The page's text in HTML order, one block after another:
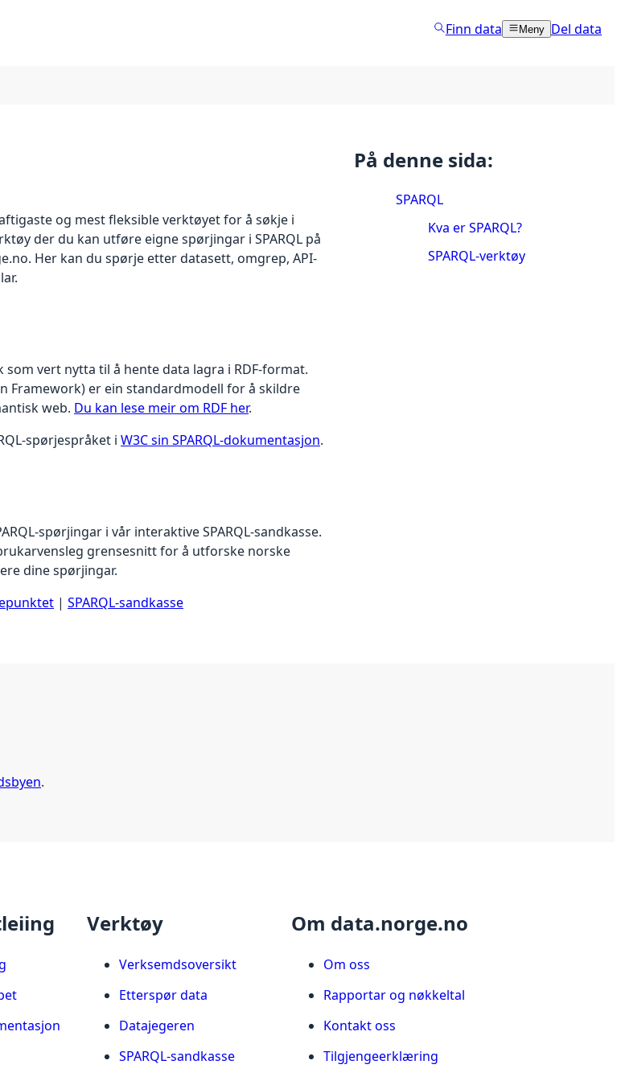
Finn data Meny Del data
og mest fleksible verktøyet for å søkje i
der du kan utføre eigne spørjingar i SPARQL på
Her kan du spørje etter datasett, omgrep, API-
som vert nytta til å hente data lagra i RDF-format.
Framework) er ein standardmodell for å skildre
web. Du kan lese meir om RDF her.
spørjespråket i W3C sin SPARQL-dokumentasjon.
spørjingar i vår interaktive SPARQL-sandkasse.
grensesnitt for å utforske norske
dine spørjingar.
| SPARQL-sandkasse
På denne sida:
SPARQL
Kva er SPARQL?
SPARQL-verktøy
.
Verktøy
Verksemdsoversikt
Etterspør data
Datajegeren
SPARQL-sandkasse
Om data.norge.no
Om oss
Rapportar og nøkkeltal
Kontakt oss
Tilgjengeerklæring